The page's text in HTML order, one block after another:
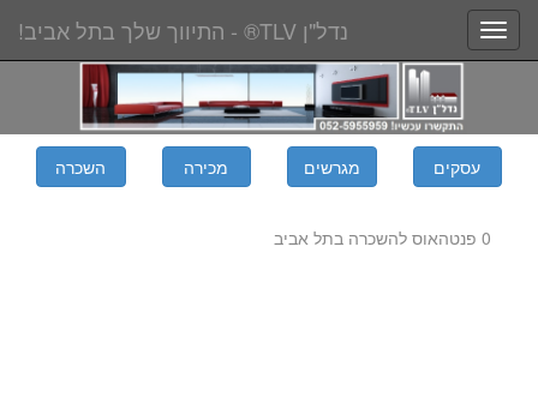
Toggle
navigation
נדל"ן TLV® - התיווך שלך בתל אביב!
0 פנטהאוס להשכרה בתל אביב